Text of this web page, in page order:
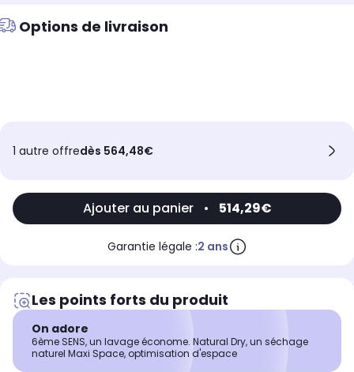
Options de livraison
1 autre offredès 564,48€
Ajouter au panier • 514,29€
Garantie légale :2 ans
Les points forts du produit
On adore
6ème SENS, un lavage économe. Natural Dry, un séchage
naturel Maxi Space, optimisation d'espace